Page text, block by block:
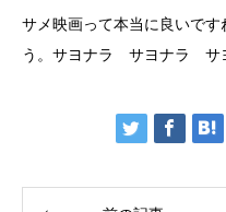
サメ映画って本当に良いで
う。サヨナラ サヨナラ サ